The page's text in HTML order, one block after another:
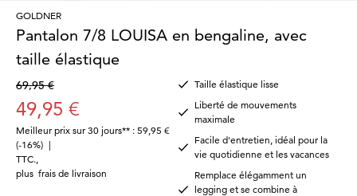
GOLDNER
Pantalon 7/8 LOUISA en bengaline, avec
taille élastique
69,95 €
49,95 €
Meilleur prix sur 30 jours** : 59,95 €
(-16%) |
TTC.
plus frais de livraison
Taille élastique lisse
Liberté de mouvements
maximale
Facile d'entretien, idéal pour la
vie quotidienne et les vacances
Remplace élégamment un
legging et se combine à